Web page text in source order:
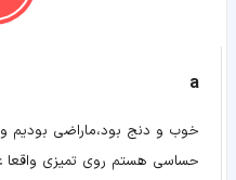
a
خوب و دنج بود،ماراضی بودیم و
حساسی هستم روی تمیزی واقعا